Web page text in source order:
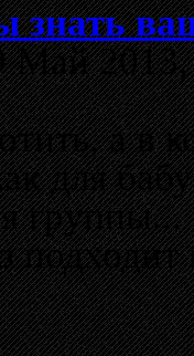
знать
Май 2013,
а в
для